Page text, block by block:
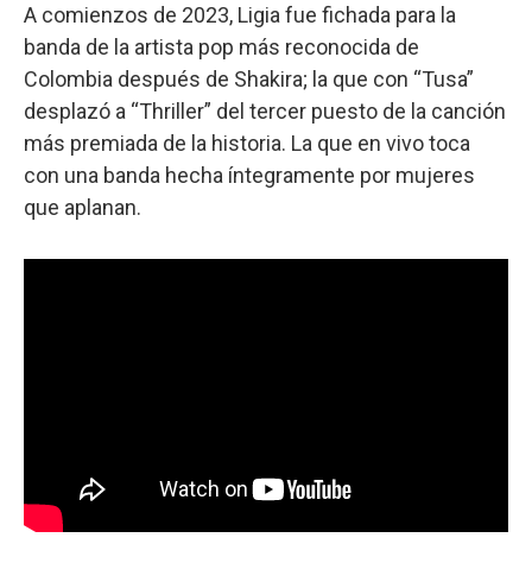
A comienzos de 2023, Ligia fue fichada para la
banda de la artista pop más reconocida de
Colombia después de Shakira; la que con “Tusa”
desplazó a “Thriller” del tercer puesto de la canción
más premiada de la historia. La que en vivo toca
con una banda hecha íntegramente por mujeres
que aplanan.